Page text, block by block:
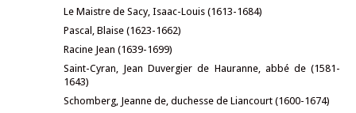
Le Maistre de Sacy, Isaac-Louis (1613-1684)
Pascal, Blaise (1623-1662)
Racine Jean (1639-1699)
Saint-Cyran, Jean Duvergier de Hauranne, abbé de (1581-
1643)
Schomberg, Jeanne de, duchesse de Liancourt (1600-1674)